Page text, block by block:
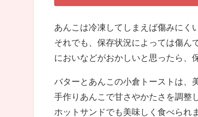
あんこは冷凍してしまえば傷みにく
それでも、保存状況によっては傷ん
においなどがおかしいと思ったら、
バターとあんこの小倉トーストは、
手作りあんこで甘さやかたさを調整
ホットサンドでも美味しく食べられ